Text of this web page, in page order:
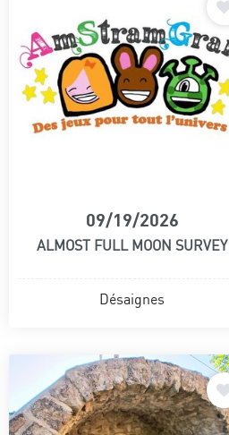
09/19/2026
ALMOST FULL MOON SURVEY
Désaignes